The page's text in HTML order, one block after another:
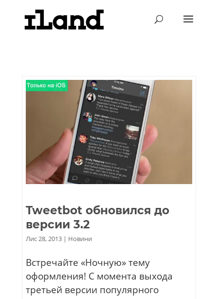
Tweetbot обновился до
версии 3.2
Лис 28, 2013| Новини
Встречайте «Ночную» тему
оформления! C момента выхода
третьей версии популярного